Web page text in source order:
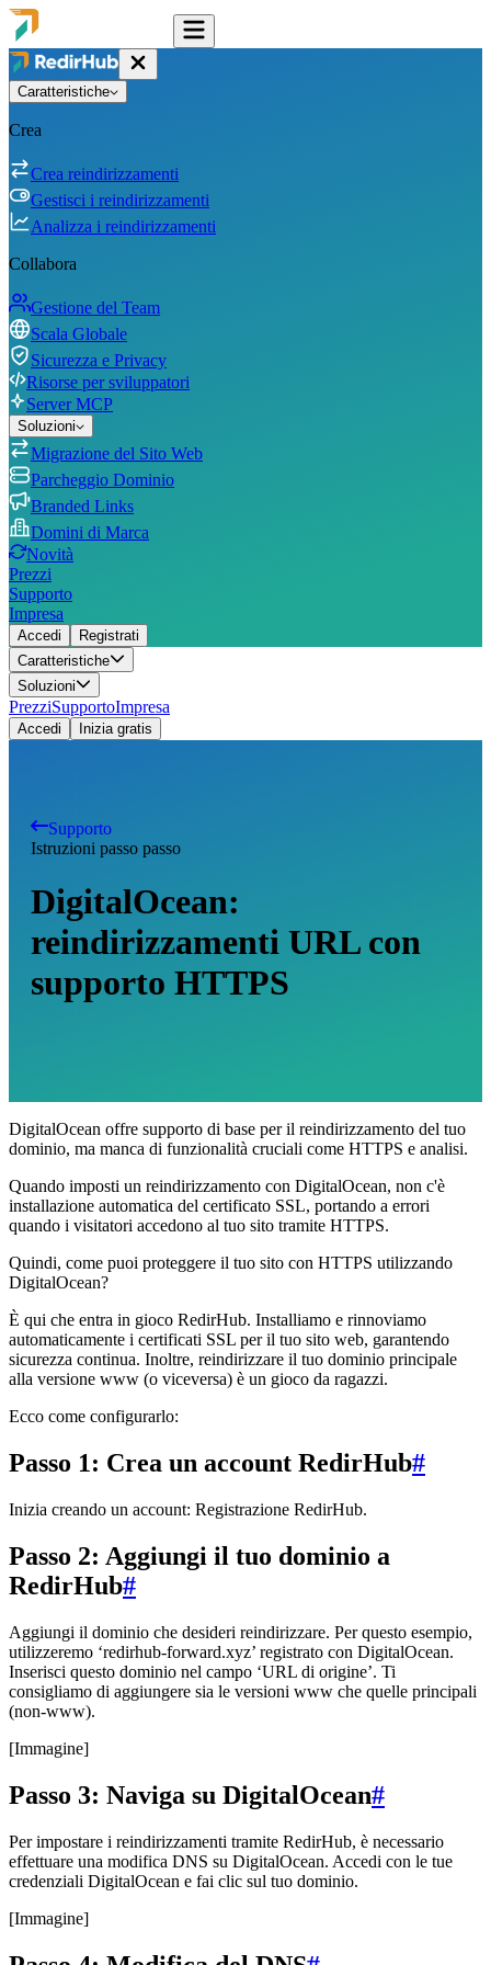
Caratteristiche
Crea
Crea reindirizzamenti
Gestisci i reindirizzamenti
Analizza i reindirizzamenti
Collabora
Gestione del Team
Scala Globale
Sicurezza e Privacy
Risorse per sviluppatori
Server MCP
Soluzioni
Migrazione del Sito Web
Parcheggio Dominio
Branded Links
Domini di Marca
Novità
Prezzi
Supporto
Impresa
Accedi
Registrati
Caratteristiche
Soluzioni
PrezziSupportoImpresa
Accedi Inizia gratis
Supporto
Istruzioni passo passo
DigitalOcean:
reindirizzamenti URL con
supporto HTTPS
DigitalOcean offre supporto di base per il reindirizzamento del tuo
dominio, ma manca di funzionalità cruciali come HTTPS e analisi.
Quando imposti un reindirizzamento con DigitalOcean, non c'è
installazione automatica del certificato SSL, portando a errori
quando i visitatori accedono al tuo sito tramite HTTPS.
Quindi, come puoi proteggere il tuo sito con HTTPS utilizzando
DigitalOcean?
È qui che entra in gioco RedirHub. Installiamo e rinnoviamo
automaticamente i certificati SSL per il tuo sito web, garantendo
sicurezza continua. Inoltre, reindirizzare il tuo dominio principale
alla versione www (o viceversa) è un gioco da ragazzi.
Ecco come configurarlo:
Passo 1: Crea un account RedirHub#
Inizia creando un account: Registrazione RedirHub.
Passo 2: Aggiungi il tuo dominio a
RedirHub#
Aggiungi il dominio che desideri reindirizzare. Per questo esempio,
utilizzeremo ‘redirhub-forward.xyz’ registrato con DigitalOcean.
Inserisci questo dominio nel campo ‘URL di origine’. Ti
consigliamo di aggiungere sia le versioni www che quelle principali
(non-www).
[Immagine]
Passo 3: Naviga su DigitalOcean#
Per impostare i reindirizzamenti tramite RedirHub, è necessario
effettuare una modifica DNS su DigitalOcean. Accedi con le tue
credenziali DigitalOcean e fai clic sul tuo dominio.
[Immagine]